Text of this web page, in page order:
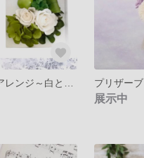
展示中